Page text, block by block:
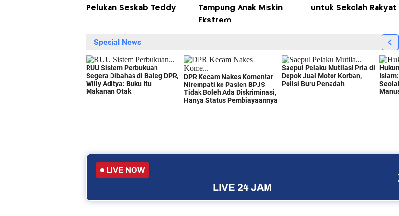
Pelukan Seskab Teddy
Tampung Anak Miskin
Ekstrem
untuk Sekolah Rakyat
LIVE NOW
LIVE 24 JAM